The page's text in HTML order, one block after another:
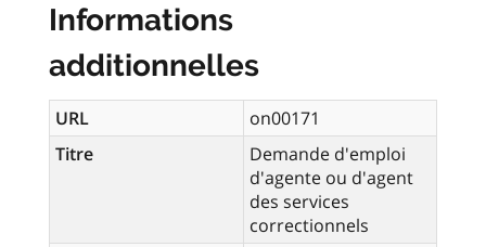
Informations
additionnelles
URL
on00171
Titre
Demande d'emploi
d'agente ou d'agent
des services
correctionnels